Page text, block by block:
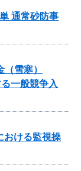
通常砂防事
雪寒）
一般競争入
おける監視操